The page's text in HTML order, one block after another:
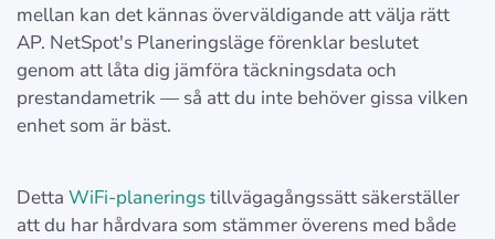
mellan kan det kännas överväldigande att välja rätt
AP. NetSpot's Planeringsläge förenklar beslutet
genom att låta dig jämföra täckningsdata och
prestandametrik — så att du inte behöver gissa vilken
enhet som är bäst.
Detta WiFi-planeringstillvägagångssätt säkerställer
att du har hårdvara som stämmer överens med både